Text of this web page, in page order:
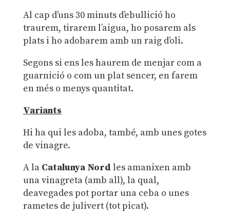
Al cap d’uns 30 minuts d’ebullició ho
traurem, tirarem l’aigua, ho posarem als
plats i ho adobarem amb un raig d’oli.
Segons si ens les haurem de menjar com a
guarnició o com un plat sencer, en farem
en més o menys quantitat.
Variants
Hi ha qui les adoba, també, amb unes gotes
de vinagre.
A la Catalunya Nord les amanixen amb
una vinagreta (amb all), la qual,
deavegades pot portar una ceba o unes
rametes de julivert (tot picat).